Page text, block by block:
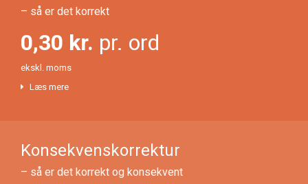
– så er det korrekt
0,30 kr. pr. ord
ekskl. moms
Læs mere
Konsekvenskorrektur
– så er det korrekt og konsekvent